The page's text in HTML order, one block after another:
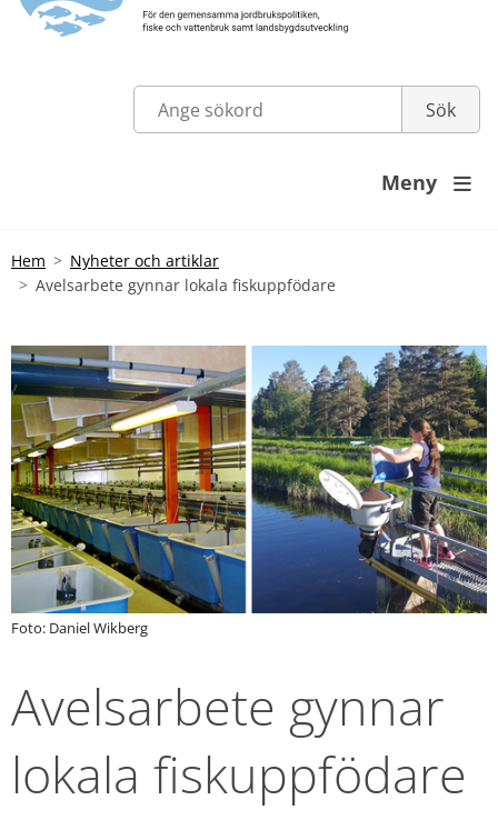
Meny 
Hem
Nyheter och artiklar
Avelsarbete gynnar lokala fiskuppfödare
Foto: Daniel Wikberg
Avelsarbete gynnar
lokala fiskuppfödare